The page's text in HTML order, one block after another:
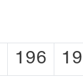
196